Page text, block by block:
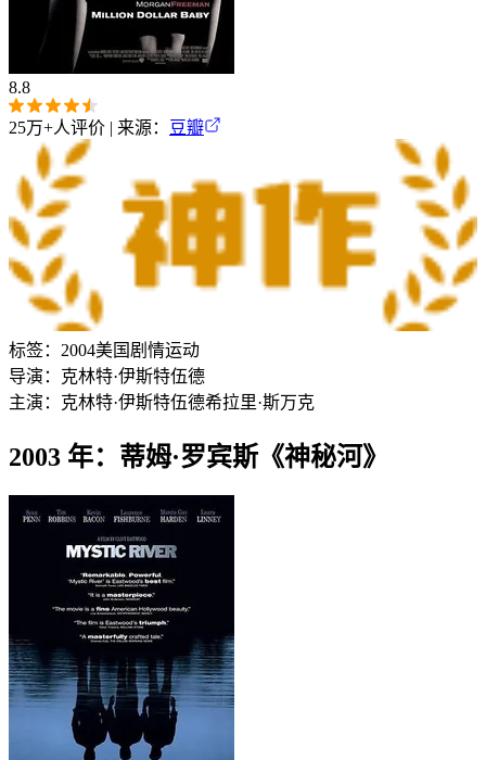
8.8
25万+人评价 | 来源： 豆瓣
标签： 2004美国 剧情运动
导演： 克林特·伊斯特伍德
主演： 克林特·伊斯特伍德希拉里·斯万克
2003 年：蒂姆·罗宾斯《神秘河》